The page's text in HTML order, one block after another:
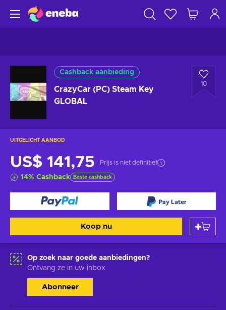
Cashback aanbieding
CrazyCar (PC) Steam Key
GLOBAL
10
UITGELICHT AANBOD
US$ 141,75 Prijs is niet definitief
14% Cashback Beste cashback
Koop nu
Op zoek naar goede aanbiedingen?
Ontvang ze in uw inbox
Abonneer